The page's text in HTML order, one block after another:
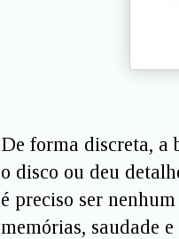
De forma discreta, a
o disco ou deu
é preciso ser
memórias, saudade